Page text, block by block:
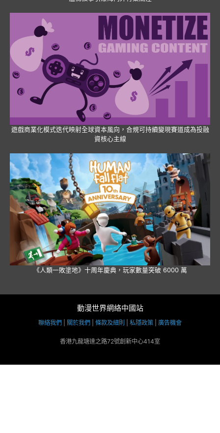
遊戲商業化模式迭代映射全球資本風向，合規可持續變現賽道成為投融
資核心主線
《人類一敗塗地》十周年慶典，玩家數量突破 6000 萬
動漫世界網絡中國站
聯絡我們 關於我們 條款及細則 私隱政策 廣告機會
香港九龍塘達之路72號創新中心414室